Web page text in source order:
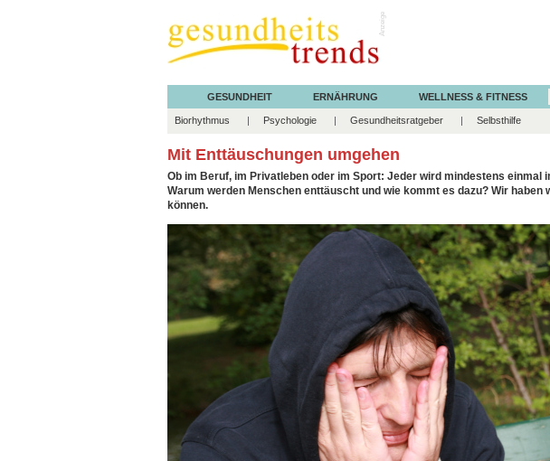
Anzeige
GESUNDHEIT ERNÄHRUNG WELLNESS & FITNESS
Biorhythmus Psychologie Gesundheitsratgeber Selbsthilfe
Mit Enttäuschungen umgehen
Ob im Beruf, im Privatleben oder im Sport: Jeder wird mindestens
Warum werden Menschen enttäuscht und wie kommt es dazu? Wir
können.